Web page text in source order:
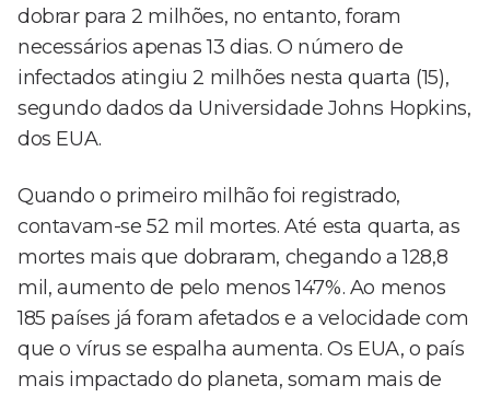
dobrar para 2 milhões, no entanto, foram
necessários apenas 13 dias. O número de
infectados atingiu 2 milhões nesta quarta (15),
segundo dados da Universidade Johns Hopkins,
dos EUA.
Quando o primeiro milhão foi registrado,
contavam-se 52 mil mortes. Até esta quarta, as
mortes mais que dobraram, chegando a 128,8
mil, aumento de pelo menos 147%. Ao menos
185 países já foram afetados e a velocidade com
que o vírus se espalha aumenta. Os EUA, o país
mais impactado do planeta, somam mais de